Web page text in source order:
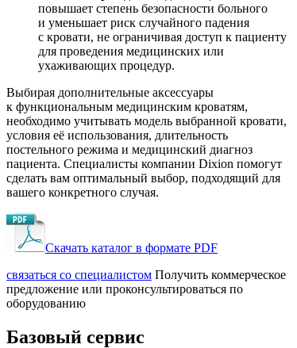
повышает степень безопасности больного
и уменьшает риск случайного падения
с кровати, не ограничивая доступ к пациенту
для проведения медицинских или
ухаживающих процедур.
Выбирая дополнительные аксессуары
к функциональным медицинским кроватям,
необходимо учитывать модель выбранной кровати,
условия её использования, длительность
постельного режима и медицинский диагноз
пациента. Специалисты компании Dixion помогут
сделать вам оптимальный выбор, подходящий для
вашего конкретного случая.
Скачать каталог в формате PDF
cвязаться со специалистом Получить коммерческое
предложение или проконсультироваться по
оборудованию
Базовый сервис